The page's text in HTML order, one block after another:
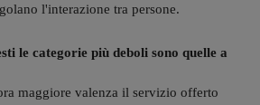
l'interazione tra persone.
le categorie più deboli sono quelle a
maggiore valenza il servizio offerto